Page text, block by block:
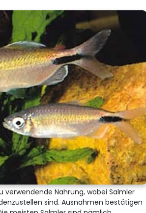
verwendende Nahrung, wobei Salmler
sind. Ausnahmen bestätigen